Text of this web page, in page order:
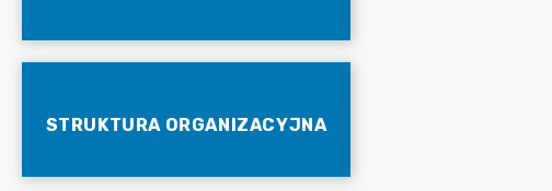
STRUKTURA ORGANIZACYJNA